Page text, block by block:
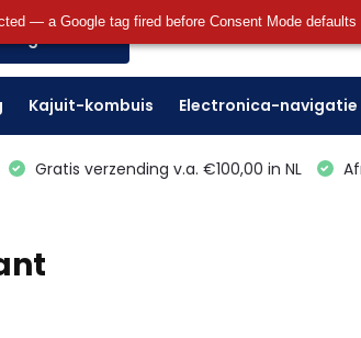
— a Google tag fired before Consent Mode defaults
Kajuit-kombuis Electronica-navigatie
Gratis verzending v.a. €100,00 in NL